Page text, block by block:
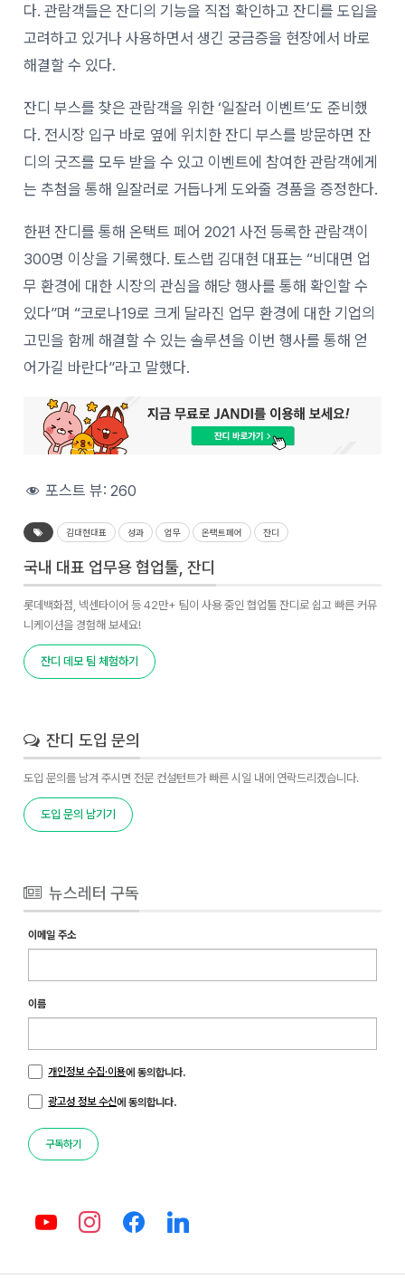
다. 관람객들은 잔디의 기능을 직접 확인하고 잔디를 도입을
고려하고 있거나 사용하면서 생긴 궁금증을 현장에서 바로
해결할 수 있다.
잔디 부스를 찾은 관람객을 위한 ‘일잘러 이벤트’도 준비했
다. 전시장 입구 바로 옆에 위치한 잔디 부스를 방문하면 잔
디의 굿즈를 모두 받을 수 있고 이벤트에 참여한 관람객에게
는 추첨을 통해 일잘러로 거듭나게 도와줄 경품을 증정한다.
한편 잔디를 통해 온택트 페어 2021 사전 등록한 관람객이
300명 이상을 기록했다. 토스랩 김대현 대표는 “비대면 업
무 환경에 대한 시장의 관심을 해당 행사를 통해 확인할 수
있다”며 “코로나19로 크게 달라진 업무 환경에 대한 기업의
고민을 함께 해결할 수 있는 솔루션을 이번 행사를 통해 얻
어가길 바란다”라고 말했다.
포스트 뷰:260
김대현대표 성과 업무 온택트페어 잔디
국내 대표 업무용 협업툴, 잔디
롯데백화점, 넥센타이어 등 42만+ 팀이 사용 중인 협업툴 잔디로 쉽고 빠른 커뮤
니케이션을 경험해 보세요!
잔디 데모 팀 체험하기
잔디 도입 문의
도입 문의를 남겨 주시면 전문 컨설턴트가 빠른 시일 내에 연락드리겠습니다.
도입 문의 남기기
뉴스레터 구독
이메일 주소
이름
개인정보 수집·이용에 동의합니다.
광고성 정보 수신에 동의합니다.
구독하기